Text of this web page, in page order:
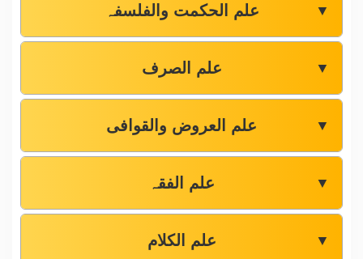
علم الحکمت والفلسفہ ▼
علم الصرف ▼
علم العروض والقوافی ▼
علم الفقہ ▼
علم الکلام ▼